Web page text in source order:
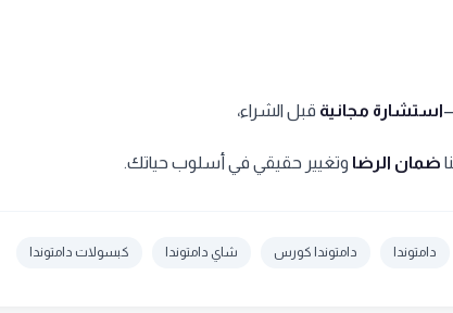
استشارة مجانية قبل الشراء،
ضمان الرضا وتغيير حقيقي في أسلوب حياتك.
دامتوندا دامتوندا كورس شاي دامتوندا كبسولات دامتوندا